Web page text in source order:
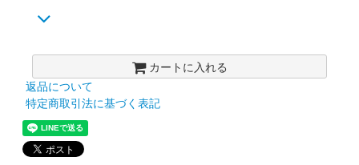
カートに入れる
返品について
特定商取引法に基づく表記